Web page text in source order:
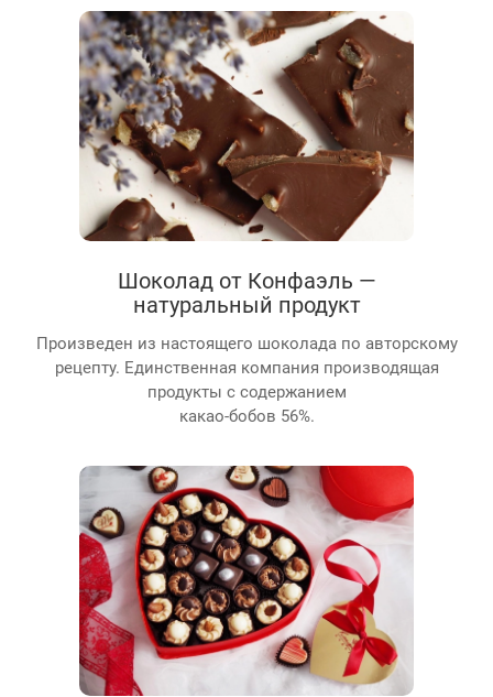
Шоколад от Конфаэль —
натуральный продукт
Произведен из настоящего шоколада по авторскому
рецепту. Единственная компания производящая
продукты с содержанием
какао-бобов 56%.